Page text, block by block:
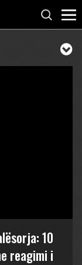
10
reagimi i